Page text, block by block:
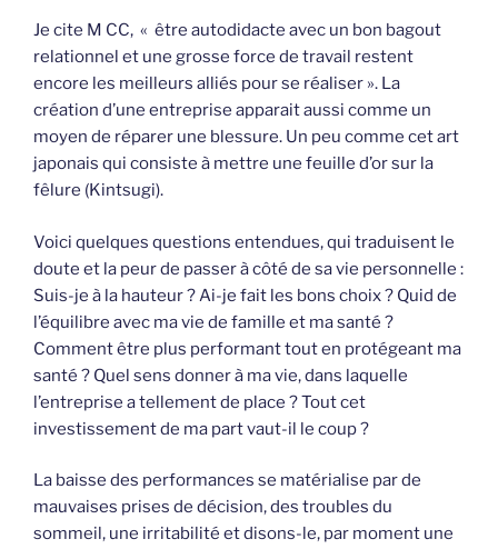
Je cite M CC, « être autodidacte avec un bon bagout
relationnel et une grosse force de travail restent
encore les meilleurs alliés pour se réaliser ». La
création d’une entreprise apparait aussi comme un
moyen de réparer une blessure. Un peu comme cet art
japonais qui consiste à mettre une feuille d’or sur la
fêlure (Kintsugi).
Voici quelques questions entendues, qui traduisent le
doute et la peur de passer à côté de sa vie personnelle :
Suis-je à la hauteur ? Ai-je fait les bons choix ? Quid de
l’équilibre avec ma vie de famille et ma santé ?
Comment être plus performant tout en protégeant ma
santé ? Quel sens donner à ma vie, dans laquelle
l’entreprise a tellement de place ? Tout cet
investissement de ma part vaut-il le coup ?
La baisse des performances se matérialise par de
mauvaises prises de décision, des troubles du
sommeil, une irritabilité et disons-le, par moment une